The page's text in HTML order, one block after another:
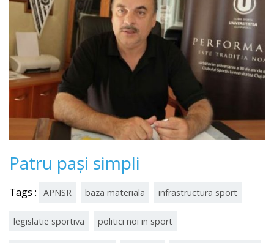
Patru pași simpli
Tags : APNSR baza materiala infrastructura sport
legislatie sportiva politici noi in sport